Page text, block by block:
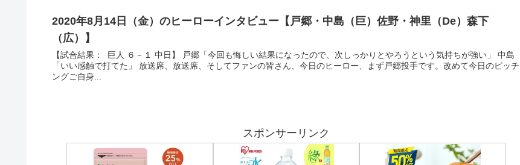
2020年8月14日（金）のヒーローインタビュー【戸郷・中島（巨）佐野・神里（De）森下
（広）】
【試合結果： 巨人 ６－１ 中日】 戸郷「今回も悔しい結果になったので、次しっかりとやろうという気持ちが強い」 中島
「いい感触で打てた」 放送席、放送席、そしてファンの皆さん、今日のヒーロー、まず戸郷投手です。改めて今日のピッチ
ングご自身...
スポンサーリンク